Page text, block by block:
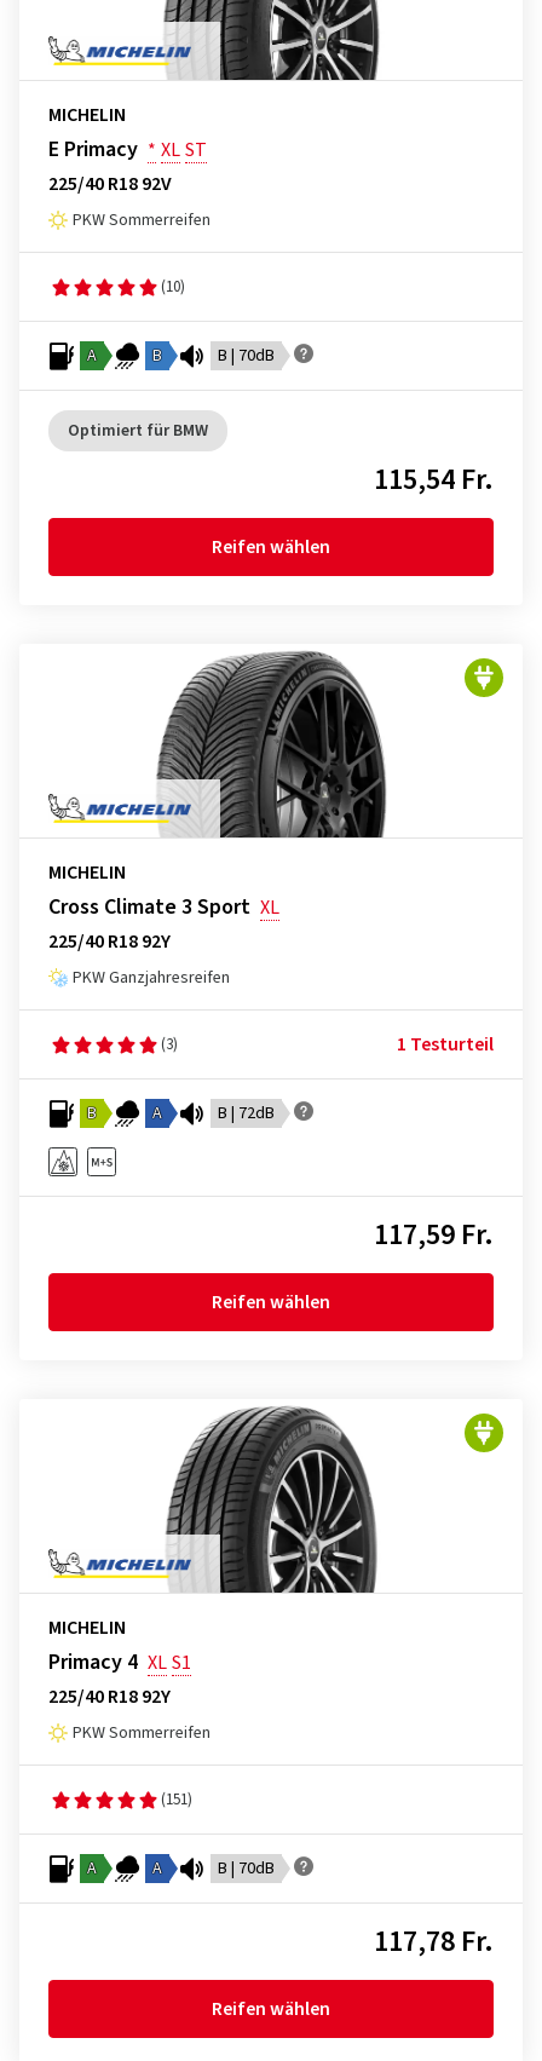
MICHELIN
E Primacy * XLST
225/40 R18 92V
PKW Sommerreifen
(10)
A B B | 70dB
Optimiert für BMW
115,54 Fr.
Reifen wählen
MICHELIN
Cross Climate 3 Sport XL
225/40 R18 92Y
PKW Ganzjahresreifen
(3) 1 Testurteil
B A B | 72dB
117,59 Fr.
Reifen wählen
MICHELIN
Primacy 4 XLS1
225/40 R18 92Y
PKW Sommerreifen
(151)
A A B | 70dB
117,78 Fr.
Reifen wählen